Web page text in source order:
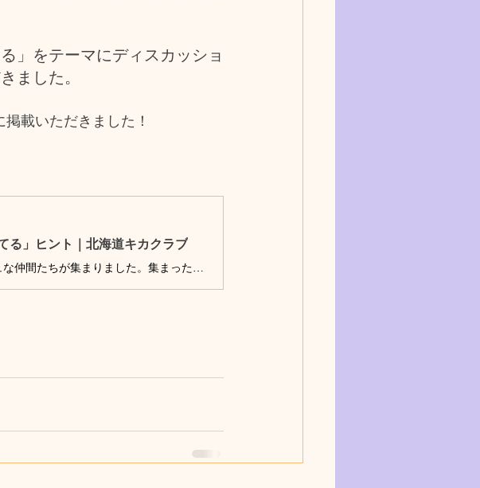
」をテーマにディスカッショ
ました。
載いただきました！
る」ヒント｜北海道キカクラブ